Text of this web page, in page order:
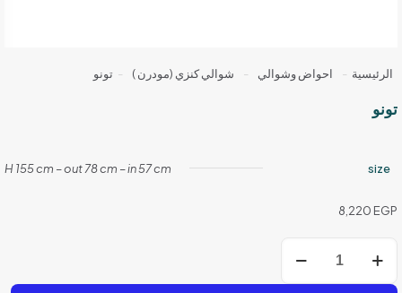
الرئيسية - احواض وشوالي - شوالي كنزي (مودرن ) - تونو
تونو
size
H 155 cm – out 78 cm – in 57 cm
8,220 EGP
كمية
تونو